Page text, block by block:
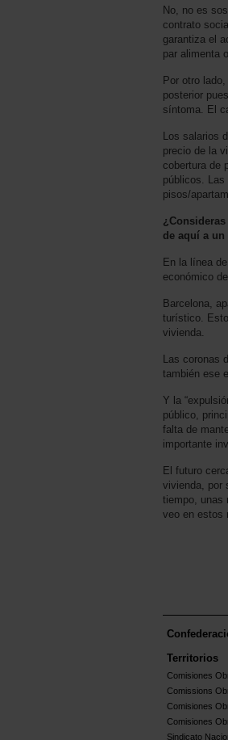
No, no es
contrato
garantiza el
par alimenta
Por otro
posterior
síntoma. El
Los salarios
precio de la
cobertura de
públicos. Las
pisos/
de aquí a
En la línea
económico
Barcelona,
turístico.
vivienda.
Las coronas
también ese
Y la
público,
falta de
importante
El futuro
vivienda, por
tiempo, unas
veo en estos
Territorios
Comisiones
Comissions
Comisiones
Comisiones
Sindicato